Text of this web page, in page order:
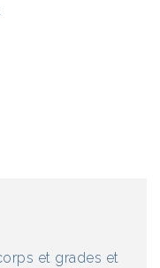
et grades et